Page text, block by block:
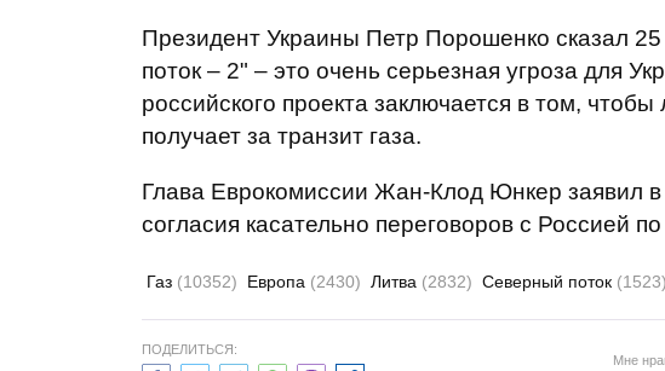
Президент Украины Петр Порошенко сказал
поток – 2" – это очень серьезная угроза для
российского проекта заключается в том,
получает за транзит газа.
Глава Еврокомиссии Жан-Клод Юнкер заявил
согласия касательно переговоров с Россией
Газ (10352) Европа (2430) Литва (2832) Северный поток (1523)
ПОДЕЛИТЬСЯ:
Мне